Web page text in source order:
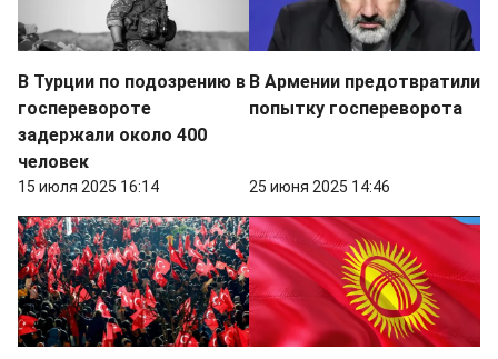
В Турции по подозрению в
госперевороте
задержали около 400
человек
15 июля 2025 16:14
В Армении предотвратили
попытку госпереворота
25 июня 2025 14:46